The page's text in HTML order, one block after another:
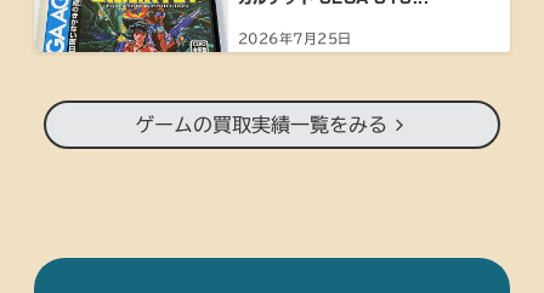
2026年7月25日
ゲームの買取実績一覧をみる